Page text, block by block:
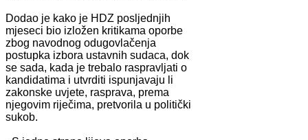
Dodao je kako je HDZ posljednjih
mjeseci bio izložen kritikama oporbe
zbog navodnog odugovlačenja
postupka izbora ustavnih sudaca, dok
se sada, kada je trebalo raspravljati o
kandidatima i utvrditi ispunjavaju li
zakonske uvjete, rasprava, prema
njegovim riječima, pretvorila u politički
sukob.